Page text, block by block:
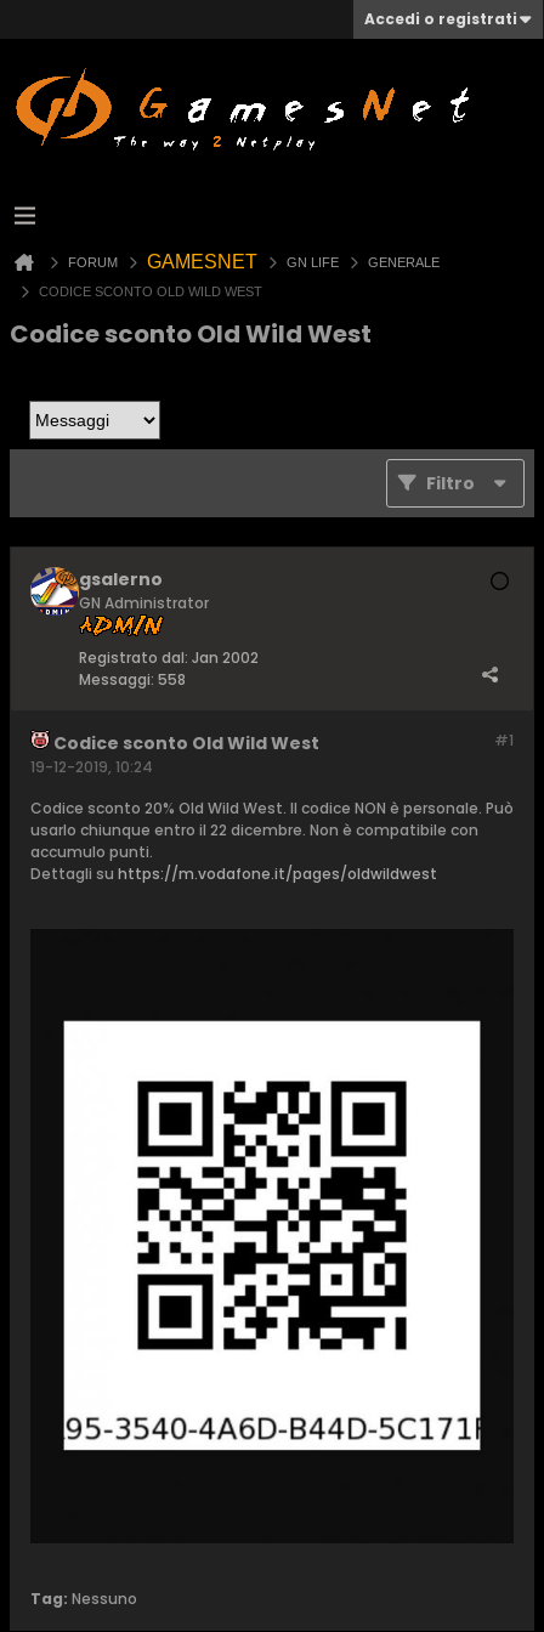
Accedi o registrati
FORUM GAMESNET GN LIFE
GENERALE
CODICE SCONTO OLD WILD WEST
Codice sconto Old Wild West
Filtro
gsalerno
GN Administrator
Registrato dal: Jan 2002
Messaggi: 558
#1
Codice sconto Old Wild West
19-12-2019, 10:24
Codice sconto 20% Old Wild West. Il codice NON è personale. Può
usarlo chiunque entro il 22 dicembre. Non è compatibile con
accumulo punti.
Dettagli su https://m.vodafone.it/pages/oldwildwest
Tag: Nessuno